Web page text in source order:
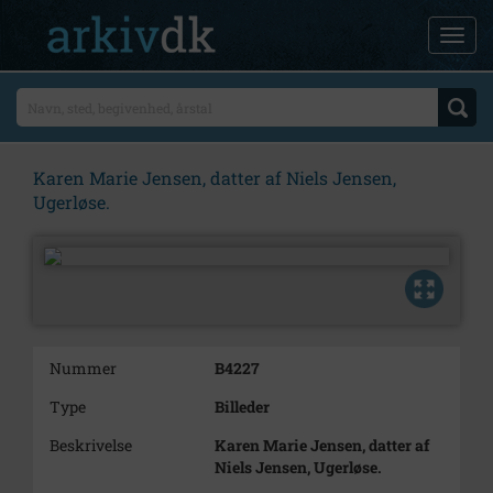
Karen Marie Jensen, datter af Niels Jensen,
Ugerløse.
Nummer
B4227
Type
Billeder
Beskrivelse
Karen Marie Jensen, datter af
Niels Jensen, Ugerløse.